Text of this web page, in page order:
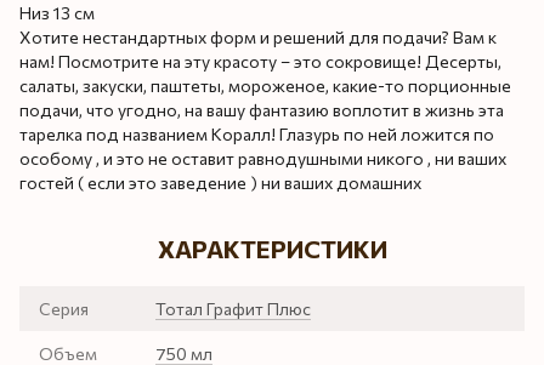
Низ 13 см
Хотите нестандартных форм и решений для подачи? Вам к
нам! Посмотрите на эту красоту – это сокровище! Десерты,
салаты, закуски, паштеты, мороженое, какие-то порционные
подачи, что угодно, на вашу фантазию воплотит в жизнь эта
тарелка под названием Коралл! Глазурь по ней ложится по
особому , и это не оставит равнодушными никого , ни ваших
гостей ( если это заведение ) ни ваших домашних
ХАРАКТЕРИСТИКИ
Серия Тотал Графит Плюс
Объем 750 мл